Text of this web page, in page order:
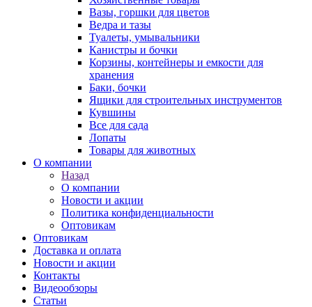
Вазы, горшки для цветов
Ведра и тазы
Туалеты, умывальники
Канистры и бочки
Корзины, контейнеры и емкости для
хранения
Баки, бочки
Ящики для строительных инструментов
Кувшины
Все для сада
Лопаты
Товары для животных
О компании
Назад
О компании
Новости и акции
Политика конфиденциальности
Оптовикам
Оптовикам
Доставка и оплата
Новости и акции
Контакты
Видеообзоры
Статьи